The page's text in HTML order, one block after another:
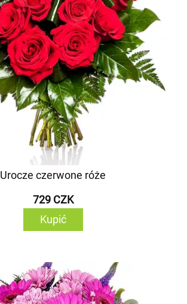
Urocze czerwone róże
729 CZK
Kupić